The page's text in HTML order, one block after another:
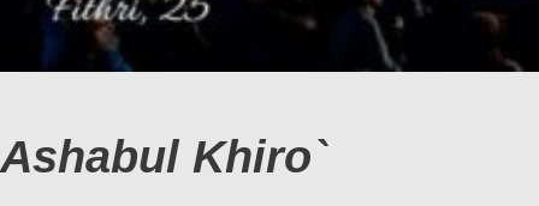
Ashabul Khiro`